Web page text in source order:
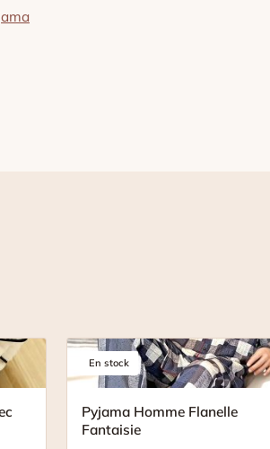
En stock
Pyjama Homme Flanelle
Fantaisie